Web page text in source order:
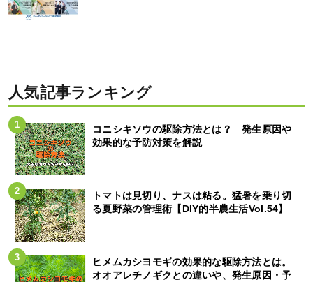
人気記事ランキング
コニシキソウの駆除方法とは？ 発生原因や
効果的な予防対策を解説
トマトは見切り、ナスは粘る。猛暑を乗り切
る夏野菜の管理術【DIY的半農生活Vol.54】
ヒメムカシヨモギの効果的な駆除方法とは。
オオアレチノギクとの違いや、発生原因・予